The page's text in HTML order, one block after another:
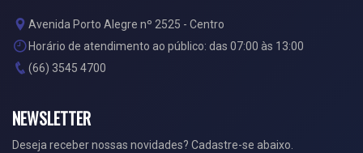
Avenida Porto Alegre nº 2525 - Centro
Horário de atendimento ao público: das 07:00 às 13:00
(66) 3545 4700
NEWSLETTER
Deseja receber nossas novidades? Cadastre-se abaixo.